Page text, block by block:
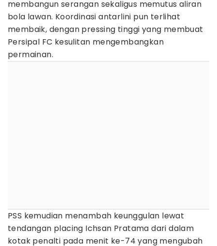
membangun serangan sekaligus memutus aliran
bola lawan. Koordinasi antarlini pun terlihat
membaik, dengan pressing tinggi yang membuat
Persipal FC kesulitan mengembangkan
permainan.
PSS kemudian menambah keunggulan lewat
tendangan placing Ichsan Pratama dari dalam
kotak penalti pada menit ke-74 yang mengubah